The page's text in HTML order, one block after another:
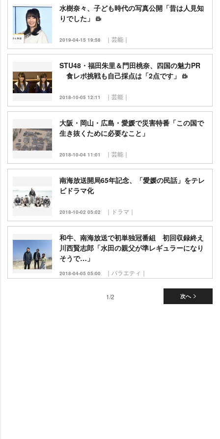
水樹奈々、子ども時代の写真公開「昔は人見知
りでした」
2019-04-15 19:58 ｜芸能｜
STU48・福田朱里＆門田桃奈、四国の魅力PR
食レポ挑戦も自己採点は「2点です」
2018-10-05 12:11 ｜芸能｜
大阪・岡山・広島・愛媛で災害特番「この国で
生き抜くために必要なこと」
2018-10-04 11:01 ｜芸能｜
南海放送開局65年記念、「愛媛の民話」をテレ
ビドラマ化
2018-10-02 05:02 ｜ドラマ｜
和牛、南海放送で初単独冠番組 初回収録終え
川西賢志郎「水田の親父が準レギュラーになり
そうで…」
2018-04-05 05:00 ｜バラエティ｜
次へ
1/2